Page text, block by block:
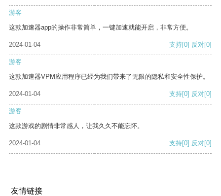
游客
这款加速器app的操作非常简单，一键加速就能开启，非常方便。
2024-01-04 支持[0] 反对[0]
游客
这款加速器VPM应用程序已经为我们带来了无限的隐私和安全性保护。
2024-01-04 支持[0] 反对[0]
游客
这款游戏的剧情非常感人，让我久久不能忘怀。
2024-01-04 支持[0] 反对[0]
友情链接